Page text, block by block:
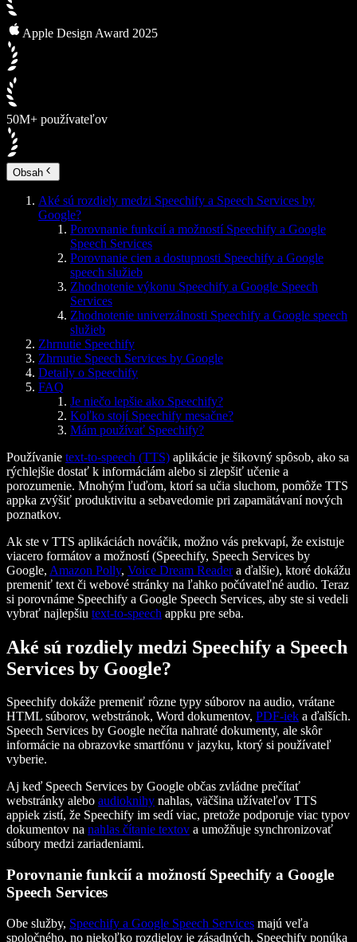
Apple Design Award 2025
50M+ používateľov
Obsah
Aké sú rozdiely medzi Speechify a Speech Services by
Google?
Porovnanie funkcií a možností Speechify a Google
Speech Services
Porovnanie cien a dostupnosti Speechify a Google
speech služieb
Zhodnotenie výkonu Speechify a Google Speech
Services
Zhodnotenie univerzálnosti Speechify a Google speech
služieb
Zhrnutie Speechify
Zhrnutie Speech Services by Google
Detaily o Speechify
FAQ
Je niečo lepšie ako Speechify?
Koľko stojí Speechify mesačne?
Mám používať Speechify?
Používanie text-to-speech (TTS) aplikácie je šikovný spôsob, ako sa
rýchlejšie dostať k informáciám alebo si zlepšiť učenie a
porozumenie. Mnohým ľuďom, ktorí sa učia sluchom, pomôže TTS
appka zvýšiť produktivitu a sebavedomie pri zapamätávaní nových
poznatkov.
Ak ste v TTS aplikáciách nováčik, možno vás prekvapí, že existuje
viacero formátov a možností (Speechify, Speech Services by
Google, Amazon Polly, Voice Dream Readera ďalšie), ktoré dokážu
premeniť text či webové stránky na ľahko počúvateľné audio. Teraz
si porovnáme Speechify a Google Speech Services, aby ste si vedeli
vybrať najlepšiu text-to-speech appku pre seba.
Aké sú rozdiely medzi Speechify a Speech
Services by Google?
Speechify dokáže premeniť rôzne typy súborov na audio, vrátane
HTML súborov, webstránok, Word dokumentov, PDF-iek a ďalších.
Speech Services by Google nečíta nahraté dokumenty, ale skôr
informácie na obrazovke smartfónu v jazyku, ktorý si používateľ
vyberie.
Aj keď Speech Services by Google občas zvládne prečítať
webstránky alebo audioknihy nahlas, väčšina užívateľov TTS
appiek zistí, že Speechify im sedí viac, pretože podporuje viac typov
dokumentov na nahlas čítanie textov a umožňuje synchronizovať
súbory medzi zariadeniami.
Porovnanie funkcií a možností Speechify a Google
Speech Services
Obe služby, Speechify a Google Speech Services majú veľa
spoločného, no niekoľko rozdielov je zásadných. Speechify ponúka